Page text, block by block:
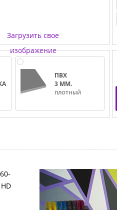
Загрузить свое
изображение
ПВХ
3 ММ.
ПЛОТНЫЙ